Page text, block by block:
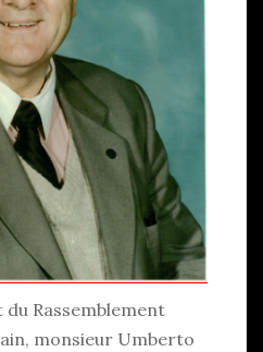
Rassemblement
monsieur Umberto